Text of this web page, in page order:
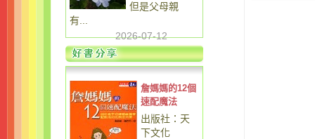
但是父母親
有...
2026-07-12
詹媽媽的12個
速配魔法
出版社：天
下文化